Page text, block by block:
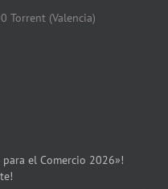
Torrent (Valencia)
el Comercio 2026»!